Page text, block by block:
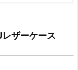
ザーケース